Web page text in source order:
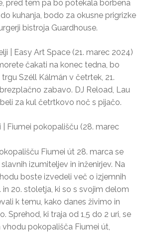
pred tem pa bo potekala borbena
kuhanja, bodo za okusne prigrizke
bistroja Guardhouse.
| Easy Art Space (21. marec 2024)
čakati na konec tedna, bo
Széll Kálmán v četrtek, 21.
zabavo. DJ Reload, Lau
za kul četrtkovo noč s pijačo.
| Fiumei pokopališču (28. marec
Fiumei út 28. marca se
izumiteljev in inženirjev. Na
boste izvedeli več o izjemnih
in 20. stoletja, ki so s svojim delom
k temu, kako danes živimo in
Sprehod, ki traja od 1,5 do 2 uri, se
pokopališča Fiumei út,